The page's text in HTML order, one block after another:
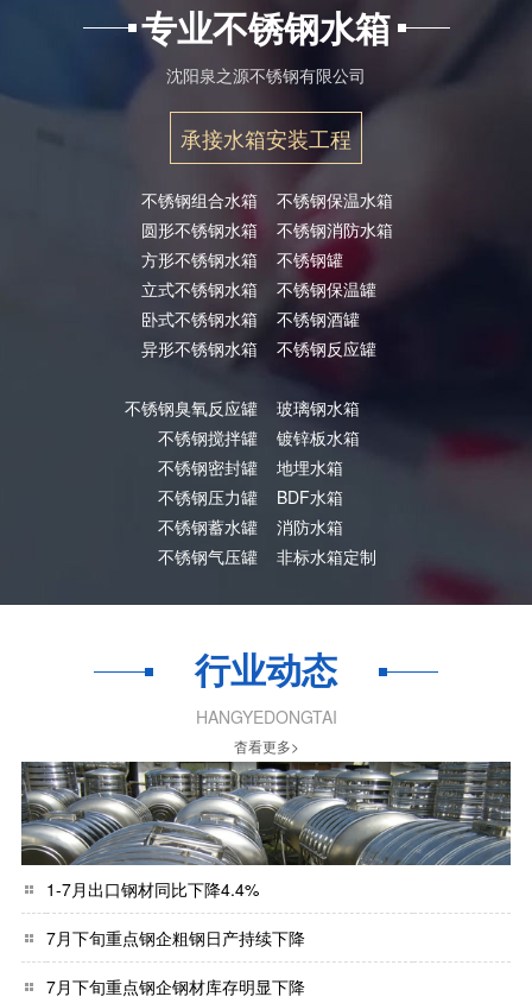
专业不锈钢水箱
沈阳泉之源不锈钢有限公司
承接水箱安装工程
不锈钢组合水箱
圆形不锈钢水箱
方形不锈钢水箱
立式不锈钢水箱
卧式不锈钢水箱
异形不锈钢水箱
不锈钢臭氧反应罐
不锈钢搅拌罐
不锈钢密封罐
不锈钢压力罐
不锈钢蓄水罐
不锈钢气压罐
不锈钢保温水箱
不锈钢消防水箱
不锈钢罐
不锈钢保温罐
不锈钢酒罐
不锈钢反应罐
玻璃钢水箱
镀锌板水箱
地埋水箱
BDF水箱
消防水箱
非标水箱定制
行业动态
HANGYEDONGTAI
杳看更多>
1-7月出口钢材同比下降4.4%
7月下旬重点钢企粗钢日产持续下降
7月下旬重点钢企钢材库存明显下降